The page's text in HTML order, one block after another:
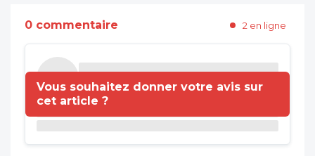
0 commentaire 2 en ligne
Vous souhaitez donner votre avis sur
cet article ?